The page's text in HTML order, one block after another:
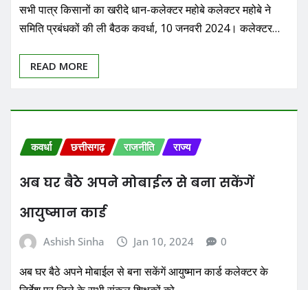
सभी पात्र किसानों का खरीदे धान-कलेक्टर महोबे कलेक्टर महोबे ने
समिति प्रबंधकों की ली बैठक कवर्धा, 10 जनवरी 2024। कलेक्टर…
READ MORE
कवर्धा छत्तीसगढ़ राजनीति राज्य
अब घर बैठे अपने मोबाईल से बना सकेंगें
आयुष्मान कार्ड
Ashish Sinha Jan 10, 2024 0
अब घर बैठे अपने मोबाईल से बना सकेंगें आयुष्मान कार्ड कलेक्टर के